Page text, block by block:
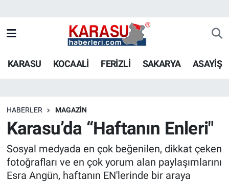
KARASU KOCAALİ FERİZLİ SAKARYA ASAYİŞ
HABERLER MAGAZİN
Karasu’da “Haftanın Enleri"
Sosyal medyada en çok beğenilen, dikkat çeken
fotoğrafları ve en çok yorum alan paylaşımlarını
Esra Angün, haftanın EN'lerinde bir araya